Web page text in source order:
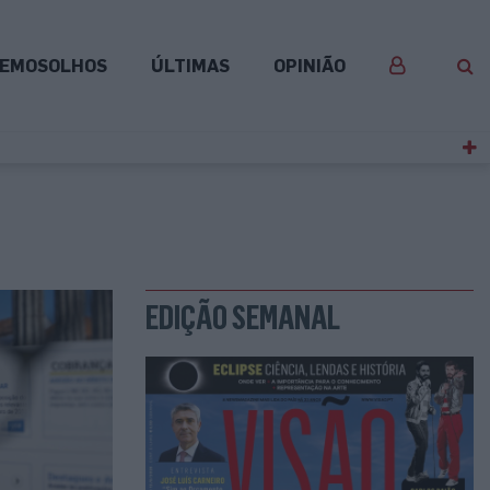
ÚLTIMAS OPINIÃO
EDIÇÃO SEMANAL